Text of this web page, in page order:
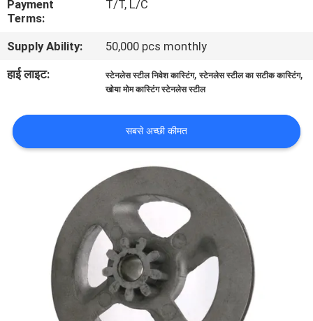
हमसे
संपर्क
करें
समाचार
साइटमैप
गोपनीयता
Payment
Terms:
T/T, L/C
Supply Ability:
50,000 pcs monthly
हाई लाइट:
स्टेनलेस स्टील निवेश कास्टिंग,स्टेनलेस स्टील का सटीक कास्टिंग,
खोया मोम कास्टिंग स्टेनलेस स्टील
सबसे अच्छी कीमत